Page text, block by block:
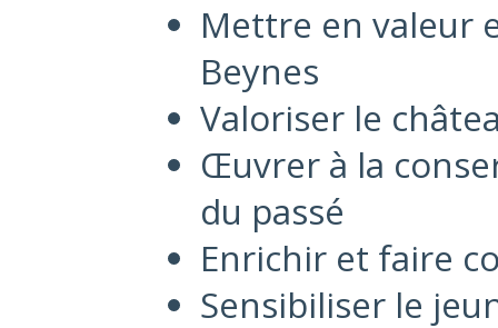
Mettre en valeur
Beynes
Valoriser le
Œuvrer à la
du passé
Enrichir et faire
Sensibiliser le